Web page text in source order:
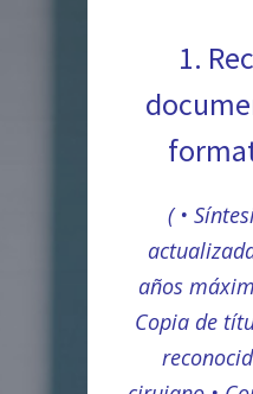
1.
( •
años
Copia de